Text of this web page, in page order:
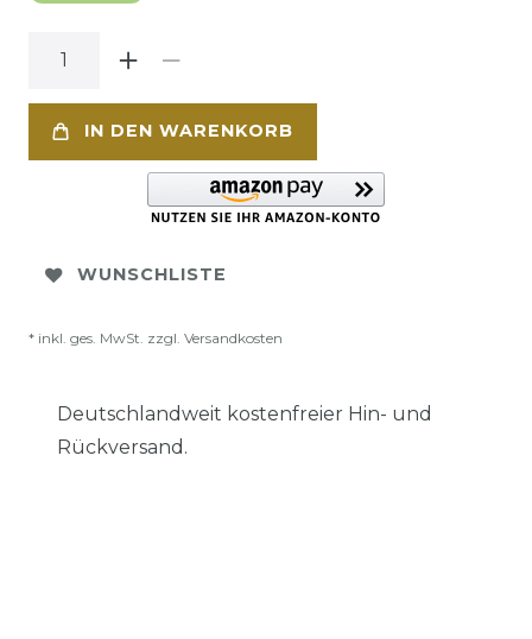
IN DEN WARENKORB
WUNSCHLISTE
* inkl. ges. MwSt. zzgl. Versandkosten
Deutschlandweit kostenfreier Hin- und
Rückversand.